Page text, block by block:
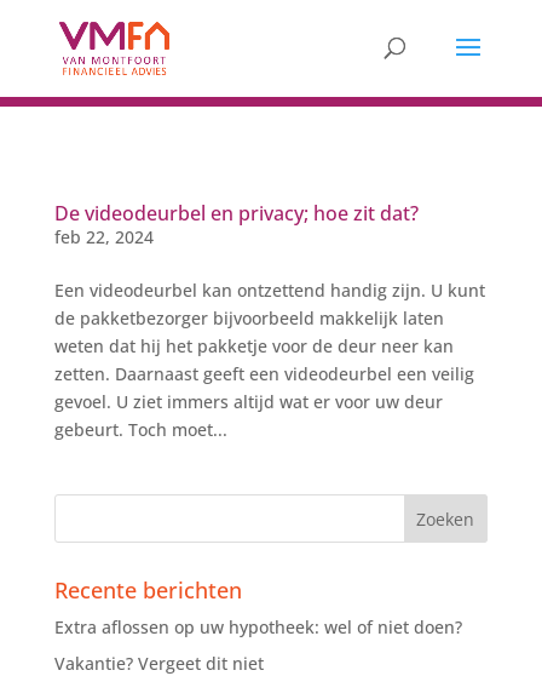
De videodeurbel en privacy; hoe zit dat?
feb 22, 2024
Een videodeurbel kan ontzettend handig zijn. U kunt
de pakketbezorger bijvoorbeeld makkelijk laten
weten dat hij het pakketje voor de deur neer kan
zetten. Daarnaast geeft een videodeurbel een veilig
gevoel. U ziet immers altijd wat er voor uw deur
gebeurt. Toch moet...
Recente berichten
Extra aflossen op uw hypotheek: wel of niet doen?
Vakantie? Vergeet dit niet